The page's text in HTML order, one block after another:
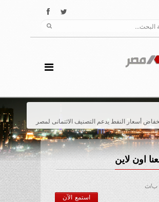
أسعار النفط يدعم التصنيف الائتمانى لمصر
اون لاين
استمع الآن